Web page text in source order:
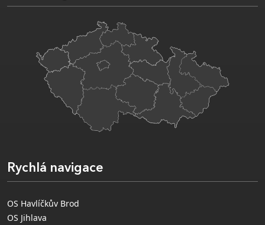
Rychlá navigace
OS Havlíčkův Brod
OS Jihlava